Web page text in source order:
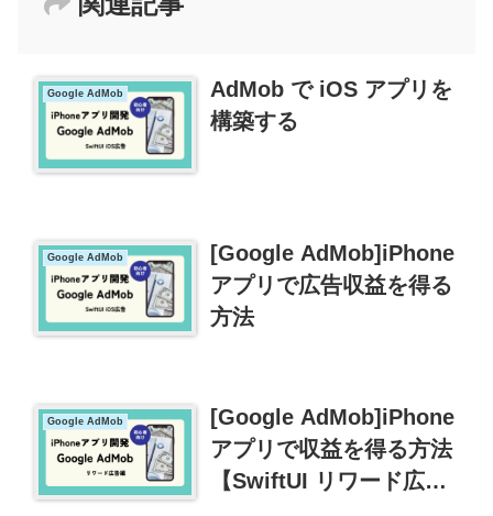
Google AdMob
AdMob で iOS アプリを
構築する
Google AdMob
[Google AdMob]iPhone
アプリで広告収益を得る
方法
Google AdMob
[Google AdMob]iPhone
アプリで収益を得る方法
【SwiftUI リワード広告